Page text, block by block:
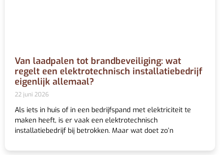
Van laadpalen tot brandbeveiliging: wat
regelt een elektrotechnisch installatiebedrijf
eigenlijk allemaal?
22 juni 2026
Als iets in huis of in een bedrijfspand met elektriciteit te
maken heeft, is er vaak een elektrotechnisch
installatiebedrijf bij betrokken. Maar wat doet zo’n